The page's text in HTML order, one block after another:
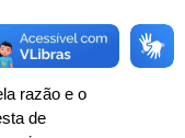
Di Leo |
razão e o
de